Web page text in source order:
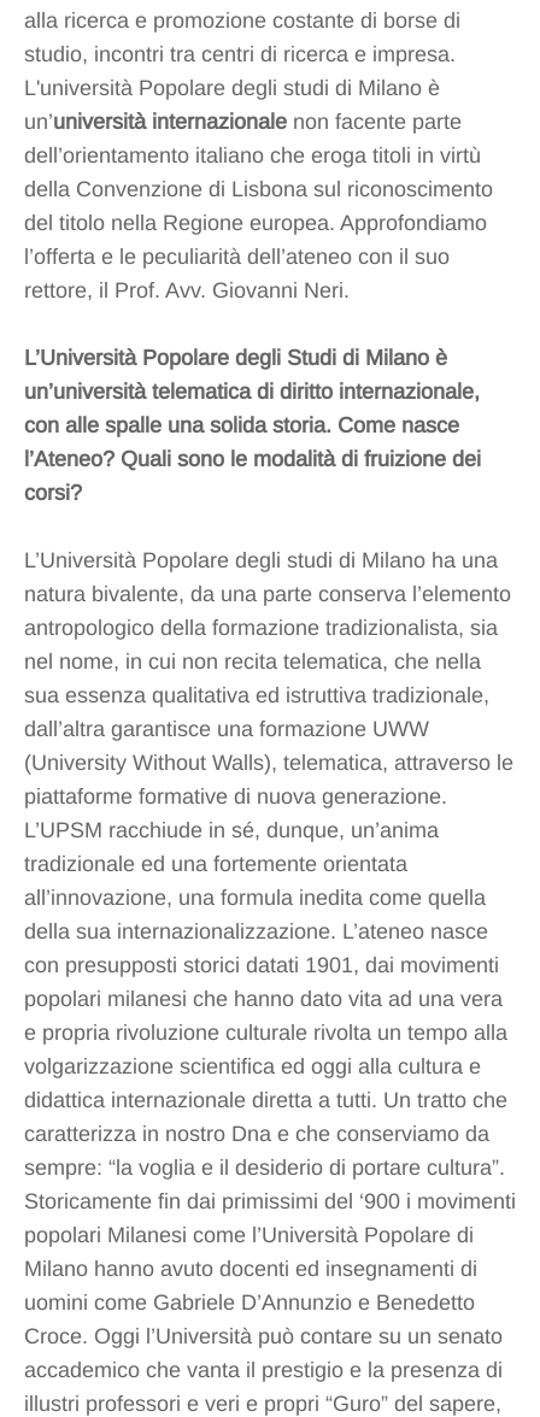
alla ricerca e promozione costante di borse di
studio, incontri tra centri di ricerca e impresa.
L'università Popolare degli studi di Milano è
un’università internazionale non facente parte
dell’orientamento italiano che eroga titoli in virtù
della Convenzione di Lisbona sul riconoscimento
del titolo nella Regione europea. Approfondiamo
l’offerta e le peculiarità dell’ateneo con il suo
rettore, il Prof. Avv. Giovanni Neri.
L’Università Popolare degli Studi di Milano è
un’università telematica di diritto internazionale,
con alle spalle una solida storia. Come nasce
l’Ateneo? Quali sono le modalità di fruizione dei
corsi?
L’Università Popolare degli studi di Milano ha una
natura bivalente, da una parte conserva l’elemento
antropologico della formazione tradizionalista, sia
nel nome, in cui non recita telematica, che nella
sua essenza qualitativa ed istruttiva tradizionale,
dall’altra garantisce una formazione UWW
(University Without Walls), telematica, attraverso le
piattaforme formative di nuova generazione.
L’UPSM racchiude in sé, dunque, un’anima
tradizionale ed una fortemente orientata
all’innovazione, una formula inedita come quella
della sua internazionalizzazione. L’ateneo nasce
con presupposti storici datati 1901, dai movimenti
popolari milanesi che hanno dato vita ad una vera
e propria rivoluzione culturale rivolta un tempo alla
volgarizzazione scientifica ed oggi alla cultura e
didattica internazionale diretta a tutti. Un tratto che
caratterizza in nostro Dna e che conserviamo da
sempre: “la voglia e il desiderio di portare cultura”.
Storicamente fin dai primissimi del ‘900 i movimenti
popolari Milanesi come l’Università Popolare di
Milano hanno avuto docenti ed insegnamenti di
uomini come Gabriele D’Annunzio e Benedetto
Croce. Oggi l’Università può contare su un senato
accademico che vanta il prestigio e la presenza di
illustri professori e veri e propri “Guro” del sapere,